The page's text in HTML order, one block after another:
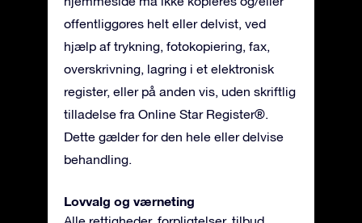
offentliggøres helt eller delvist, ved
hjælp af trykning, fotokopiering, fax,
overskrivning, lagring i et elektronisk
register, eller på anden vis, uden skriftlig
tilladelse fra Online Star Register®.
Dette gælder for den hele eller delvise
behandling.
Lovvalg og værneting